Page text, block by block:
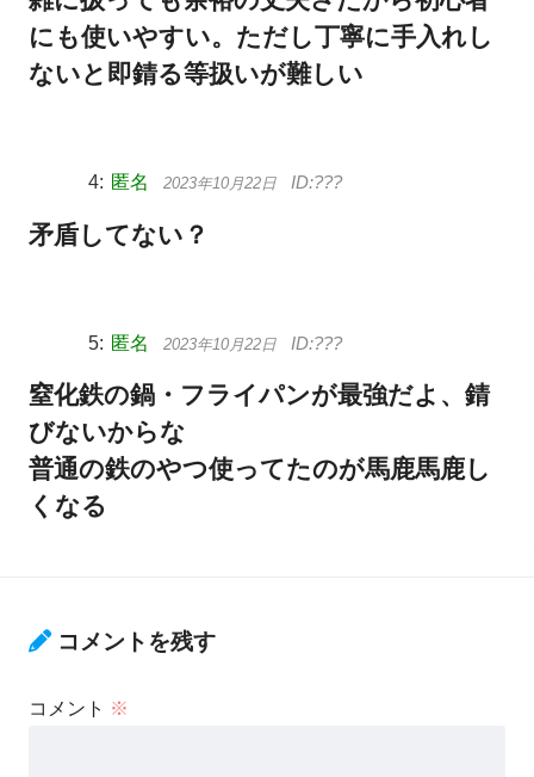
にも使いやすい。ただし丁寧に手入れし
ないと即錆る等扱いが難しい
匿名 2023年10月22日
矛盾してない？
匿名 2023年10月22日
窒化鉄の鍋・フライパンが最強だよ、錆
びないからな
普通の鉄のやつ使ってたのが馬鹿馬鹿し
くなる
コメントを残す
コメント ※